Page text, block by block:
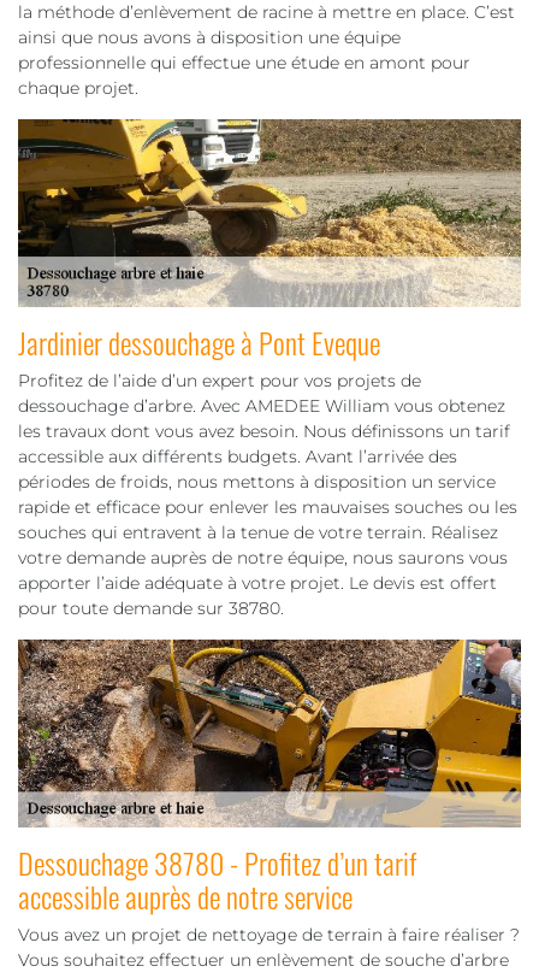
la méthode d’enlèvement de racine à mettre en place. C’est
ainsi que nous avons à disposition une équipe
professionnelle qui effectue une étude en amont pour
chaque projet.
Jardinier dessouchage à Pont Eveque
Profitez de l’aide d’un expert pour vos projets de
dessouchage d’arbre. Avec AMEDEE William vous obtenez
les travaux dont vous avez besoin. Nous définissons un tarif
accessible aux différents budgets. Avant l’arrivée des
périodes de froids, nous mettons à disposition un service
rapide et efficace pour enlever les mauvaises souches ou les
souches qui entravent à la tenue de votre terrain. Réalisez
votre demande auprès de notre équipe, nous saurons vous
apporter l’aide adéquate à votre projet. Le devis est offert
pour toute demande sur 38780.
Dessouchage 38780 - Profitez d’un tarif
accessible auprès de notre service
Vous avez un projet de nettoyage de terrain à faire réaliser ?
Vous souhaitez effectuer un enlèvement de souche d’arbre